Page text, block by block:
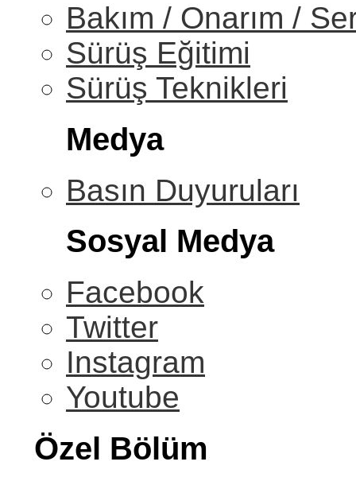
Bakım / Onarım /
Sürüş Eğitimi
Sürüş Teknikleri
Medya
Basın Duyuruları
Sosyal Medya
Facebook
Twitter
Instagram
Youtube
Özel Bölüm